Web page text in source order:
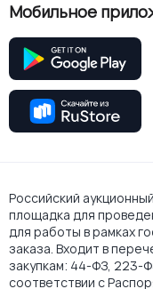
Мобильное
Российский
площадка для
для работы в рамках
заказа. Входит в
закупкам: 44-ФЗ, 223-
соответствии с